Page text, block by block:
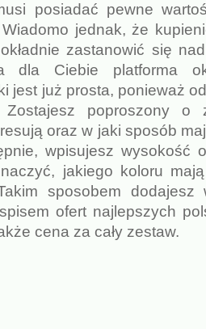
posiadać pewne
jednak, że
zastanowić się
dla Ciebie platforma
jest już prosta, ponieważ
Zostajesz poproszony o
oraz w jaki sposób
wpisujesz wysokość
jakiego koloru
sposobem
ofert najlepszych
cena za cały zestaw.